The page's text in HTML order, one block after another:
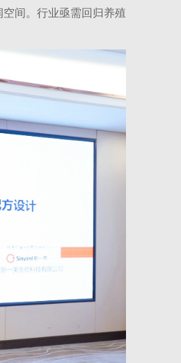
间。行业亟需回归养殖